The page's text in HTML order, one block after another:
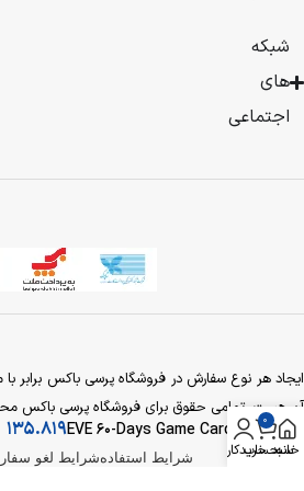
صورت
محصولات
فیزیکی
و
به
راه
اندازی
فروشگاه
بیشتر
شبکه
های
اجتماعی
ایجاد هر نوع سفارش در فروشگاه پرسی باکس برابر
آن هست. تمامی حقوق برای فروشگاه پرسی باکس محفوظ
شرایط استفادهشرایط لغو خانه
0
سبد خرید
حساب کاربری
EVE 60-Days Game Card
135.819